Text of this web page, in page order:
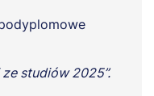
studiów 2025”.